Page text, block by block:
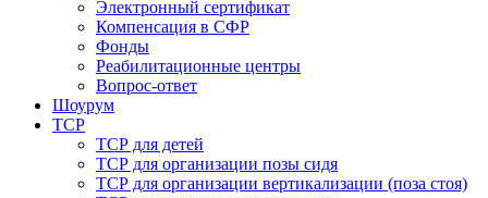
Электронный сертификат
Компенсация в СФР
Фонды
Реабилитационные центры
Вопрос-ответ
Шоурум
ТСР
ТСР для детей
ТСР для организации позы сидя
ТСР для организации вертикализации (поза стоя)